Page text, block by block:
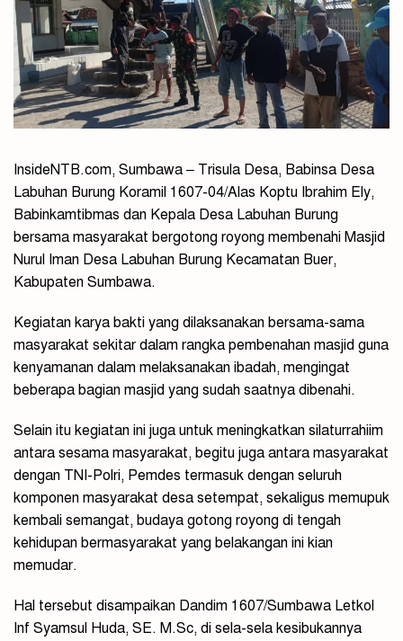
InsideNTB.com, Sumbawa – Trisula Desa, Babinsa Desa
Labuhan Burung Koramil 1607-04/Alas Koptu Ibrahim Ely,
Babinkamtibmas dan Kepala Desa Labuhan Burung
bersama masyarakat bergotong royong membenahi Masjid
Nurul Iman Desa Labuhan Burung Kecamatan Buer,
Kabupaten Sumbawa.
Kegiatan karya bakti yang dilaksanakan bersama-sama
masyarakat sekitar dalam rangka pembenahan masjid guna
kenyamanan dalam melaksanakan ibadah, mengingat
beberapa bagian masjid yang sudah saatnya dibenahi.
Selain itu kegiatan ini juga untuk meningkatkan silaturrahiim
antara sesama masyarakat, begitu juga antara masyarakat
dengan TNI-Polri, Pemdes termasuk dengan seluruh
komponen masyarakat desa setempat, sekaligus memupuk
kembali semangat, budaya gotong royong di tengah
kehidupan bermasyarakat yang belakangan ini kian
memudar.
Hal tersebut disampaikan Dandim 1607/Sumbawa Letkol
Inf Syamsul Huda, SE. M.Sc, di sela-sela kesibukannya